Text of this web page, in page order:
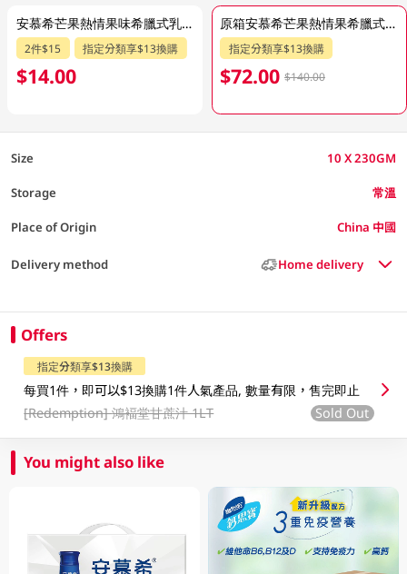
安慕希芒果熱情果味希臘式乳酪飲品 230GM
2件$15 指定分類享$13換購
$14.00
原箱安慕希芒果熱情果希臘式乳酸飲品 10 X 230GM
指定分類享$13換購
$72.00 $140.00
Size 10 X 230GM
Storage 常溫
Place of Origin China 中國
Delivery method Home delivery
Offers
指定分類享$13換購
每買1件，即可以$13換購1件人氣產品, 數量有限，售完即止
[Redemption]鴻褔堂甘蔗汁 1LT Sold Out
You might also like